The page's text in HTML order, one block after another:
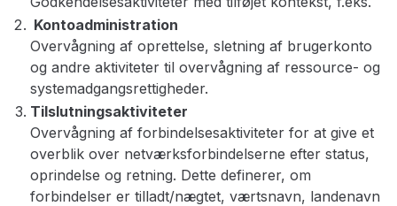
Kontoadministration
Overvågning af oprettelse, sletning af brugerkonto
og andre aktiviteter til overvågning af ressource- og
systemadgangsrettigheder.
Tilslutningsaktiviteter
Overvågning af forbindelsesaktiviteter for at give et
overblik over netværksforbindelserne efter status,
oprindelse og retning. Dette definerer, om
forbindelser er tilladt/nægtet, værtsnavn, landenavn